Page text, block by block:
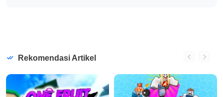
Rekomendasi Artikel